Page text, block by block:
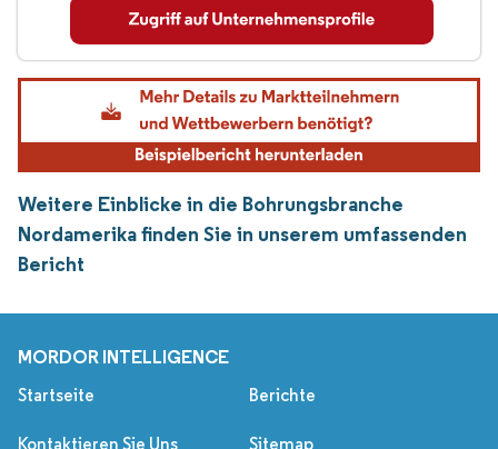
Weitere Einblicke in die Bohrungsbranche
Nordamerika finden Sie in unserem umfassenden
Bericht
MORDOR INTELLIGENCE
Startseite Berichte
Kontaktieren Sie Uns Sitemap